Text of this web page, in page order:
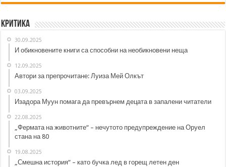
Критика
30.09.2025
И обикновените книги са способни на необикновени неща
12.09.2025
Автори за препрочитане: Луиза Мей Олкът
03.09.2025
Изадора Муун помага да превърнем децата в запалени читатели
22.08.2025
„Фермата на животните“ – нечутото предупреждение на Оруел
стана на 80
19.08.2025
„Смешна история“ – като бучка лед в горещ летен ден